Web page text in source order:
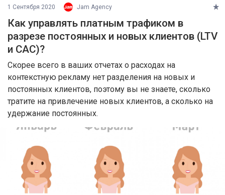
1 Сентября 2020 Jam Agency
Как управлять платным трафиком в
разрезе постоянных и новых клиентов (LTV
и CAC)?
Скорее всего в ваших отчетах о расходах на
контекстную рекламу нет разделения на новых и
постоянных клиентов, поэтому вы не знаете, сколько
тратите на привлечение новых клиентов, а сколько на
удержание постоянных.